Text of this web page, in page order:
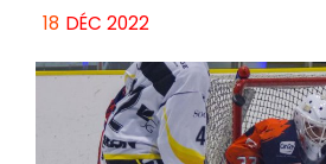
18 DÉC 2022